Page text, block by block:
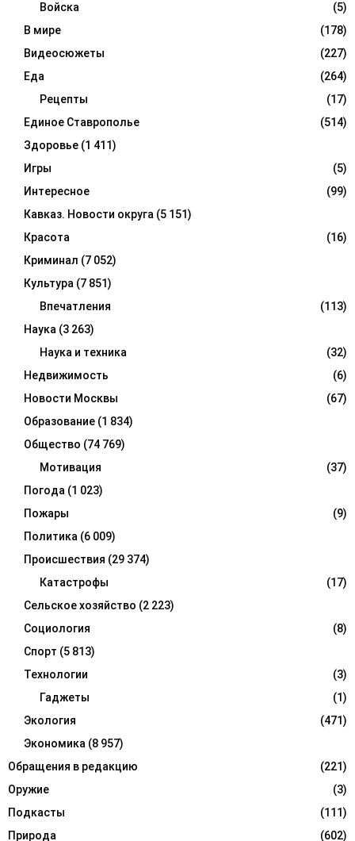
Войска
(5)
В мире
(178)
Видеосюжеты
(227)
Еда
(264)
Рецепты
(17)
Единое Ставрополье
(514)
Здоровье (1 411)
Игры
(5)
Интересное
(99)
Кавказ. Новости округа (5 151)
Красота
(16)
Криминал (7 052)
Культура (7 851)
Впечатления
(113)
Наука (3 263)
Наука и техника
(32)
Недвижимость
(6)
Новости Москвы
(67)
Образование (1 834)
Общество (74 769)
Мотивация
(37)
Погода (1 023)
Пожары
(9)
Политика (6 009)
Происшествия (29 374)
Катастрофы
(17)
Сельское хозяйство (2 223)
Социология
(8)
Спорт (5 813)
Технологии
(3)
Гаджеты
(1)
Экология
(471)
Экономика (8 957)
Обращения в редакцию
(221)
Оружие
(3)
Подкасты
(111)
Природа
(602)